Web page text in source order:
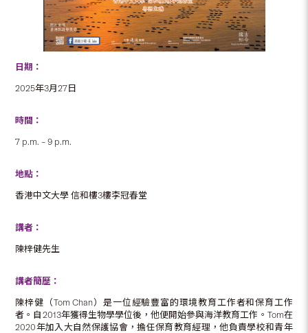
日期：
2025年3月27日
時間：
7 p.m. – 9 p.m.
地點：
香港中文大學 信和樓3樓李冠春堂
講者：
陳梓健先生
講者簡歷：
陳梓健（Tom Chan）是一位經驗豐富的環境教育工作者和保育工作
者。自2013年獲得生物學學位後，他便開始參與海洋教育工作。Tom在
2020年加入大自然保護協會，擔任保育教育經理，他負責學校和青年